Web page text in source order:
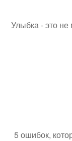
Улыбка - это не
5 ошибок,